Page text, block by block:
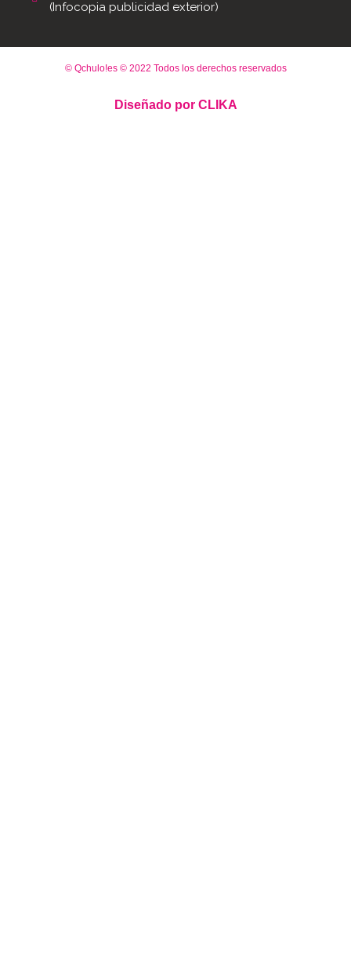
(Infocopia publicidad exterior)
© Qchulo!es © 2022 Todos los derechos reservados
Diseñado por CLIKA